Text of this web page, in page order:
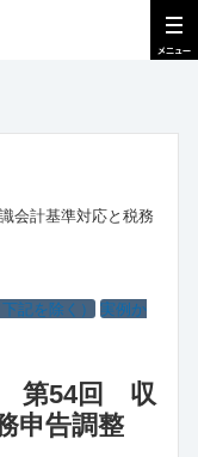
会計基準対応と税務
記を除く）
実例か
第54回 収
申告調整